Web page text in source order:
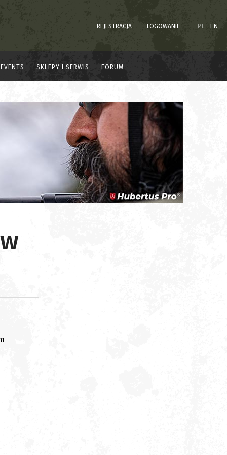
REJESTRACJA LOGOWANIE PL EN
EVENTS SKLEPY I SERWIS FORUM